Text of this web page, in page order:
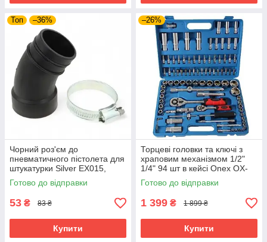
Топ –36%
Чорний роз'єм до
пневматичного пістолета для
штукатурки Silver EX015,
фітинг для підключення
повітря
Готово до відправки
53 ₴ 83 ₴
Купити
–26%
Торцеві головки та ключі з
храповим механізмом 1/2"
1/4" 94 шт в кейсі Onex OX-
249M набір торцевих ключів
Готово до відправки
1 399 ₴ 1 899 ₴
Купити